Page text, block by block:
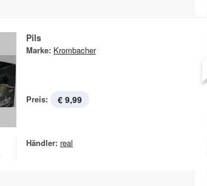
Pils
Marke: Krombacher
Preis: € 9,99
Händler: real